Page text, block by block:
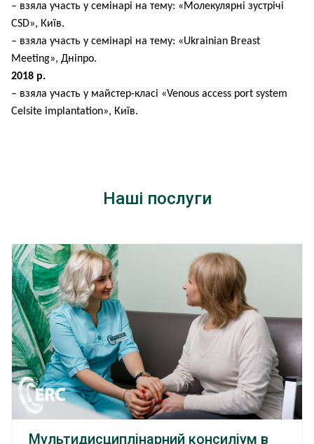
– взяла участь у семінарі на тему: «Молекулярні зустрічі
CSD», Київ.
– взяла участь у семінарі на тему: «Ukrainian Breast
Meeting», Дніпро.
2018 р.
– взяла участь у майстер-класі «Venous access port system
Celsite implantation», Київ.
Наші послуги
Мультидисциплінарний консиліум в